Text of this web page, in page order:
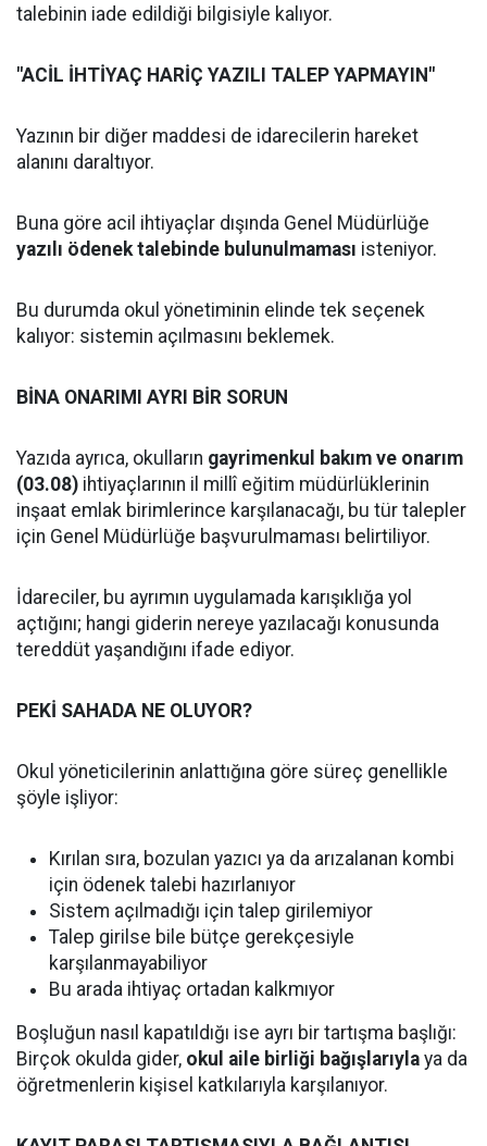
talebinin iade edildiği bilgisiyle kalıyor.
"ACİL İHTİYAÇ HARİÇ YAZILI TALEP YAPMAYIN"
Yazının bir diğer maddesi de idarecilerin hareket
alanını daraltıyor.
Buna göre acil ihtiyaçlar dışında Genel Müdürlüğe
yazılı ödenek talebinde bulunulmaması isteniyor.
Bu durumda okul yönetiminin elinde tek seçenek
kalıyor: sistemin açılmasını beklemek.
BİNA ONARIMI AYRI BİR SORUN
Yazıda ayrıca, okulların gayrimenkul bakım ve onarım
(03.08) ihtiyaçlarının il millî eğitim müdürlüklerinin
inşaat emlak birimlerince karşılanacağı, bu tür talepler
için Genel Müdürlüğe başvurulmaması belirtiliyor.
İdareciler, bu ayrımın uygulamada karışıklığa yol
açtığını; hangi giderin nereye yazılacağı konusunda
tereddüt yaşandığını ifade ediyor.
PEKİ SAHADA NE OLUYOR?
Okul yöneticilerinin anlattığına göre süreç genellikle
şöyle işliyor:
Kırılan sıra, bozulan yazıcı ya da arızalanan kombi
için ödenek talebi hazırlanıyor
Sistem açılmadığı için talep girilemiyor
Talep girilse bile bütçe gerekçesiyle
karşılanmayabiliyor
Bu arada ihtiyaç ortadan kalkmıyor
Boşluğun nasıl kapatıldığı ise ayrı bir tartışma başlığı:
Birçok okulda gider, okul aile birliği bağışlarıyla ya da
öğretmenlerin kişisel katkılarıyla karşılanıyor.